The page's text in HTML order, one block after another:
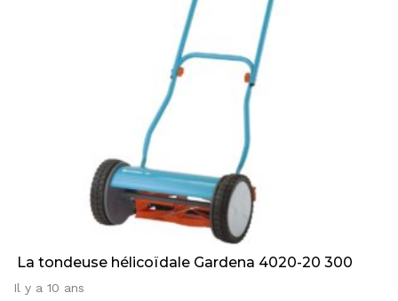
La tondeuse hélicoïdale Gardena 4020-20 300
Il y a 10 ans